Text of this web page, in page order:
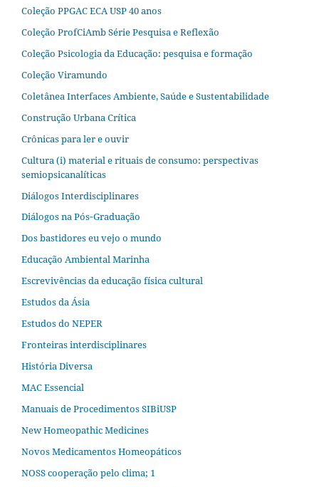
Coleção PPGAC ECA USP 40 anos
Coleção ProfCiAmb Série Pesquisa e Reflexão
Coleção Psicologia da Educação: pesquisa e formação
Coleção Viramundo
Coletânea Interfaces Ambiente, Saúde e Sustentabilidade
Construção Urbana Crítica
Crônicas para ler e ouvir
Cultura (i) material e rituais de consumo: perspectivas
semiopsicanalíticas
Diálogos Interdisciplinares
Diálogos na Pós‐Graduação
Dos bastidores eu vejo o mundo
Educação Ambiental Marinha
Escrevivências da educação física cultural
Estudos da Ásia​
Estudos do NEPER
Fronteiras interdisciplinares
História Diversa
MAC Essencial
Manuais de Procedimentos SIBiUSP
New Homeopathic Medicines
Novos Medicamentos Homeopáticos
NOSS cooperação pelo clima; 1